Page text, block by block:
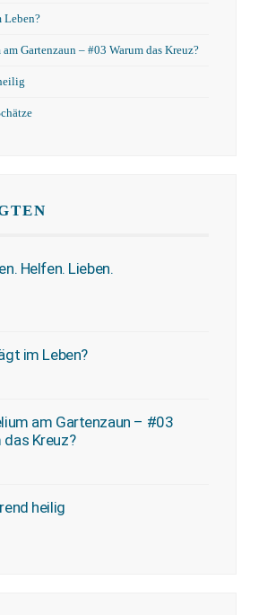
Leben?
Gartenzaun – #03 Warum das Kreuz?
Helfen. Lieben.
im Leben?
am Gartenzaun – #03
das Kreuz?
heilig